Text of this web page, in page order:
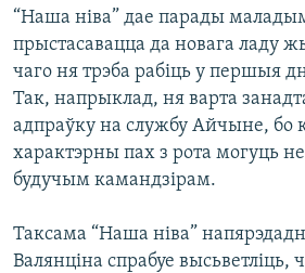
“Наша ніва” дае парады
прыстасавацца да новага ладу
чаго ня трэба рабіць у першыя
Так, напрыклад, ня варта
адпраўку на службу Айчыне, бо
характэрны пах з рота могуць
будучым камандзірам.
Таксама “Наша ніва”
Валянціна спрабуе высьветліць,